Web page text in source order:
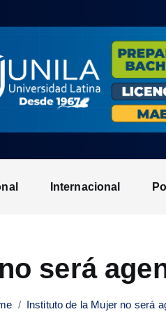
Internacional
será
Instituto de la Mujer no será